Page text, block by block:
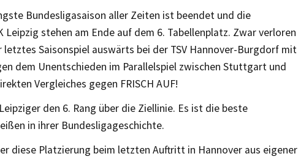
Bundesligasaison aller Zeiten ist beendet und die
Leipzig stehen am Ende auf dem 6. Tabellenplatz. Zwar verloren
letztes Saisonspiel auswärts bei der TSV Hannover-Burgdorf mit
dem Unentschieden im Parallelspiel zwischen Stuttgart und
Vergleiches gegen FRISCH AUF!
den 6. Rang über die Ziellinie. Es ist die beste
in ihrer Bundesligageschichte.
diese Platzierung beim letzten Auftritt in Hannover aus eigener